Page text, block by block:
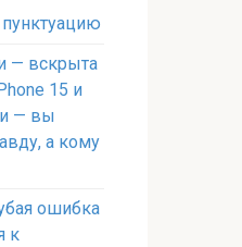
— вскрыта
15 и
— вы
а кому
ошибка
к